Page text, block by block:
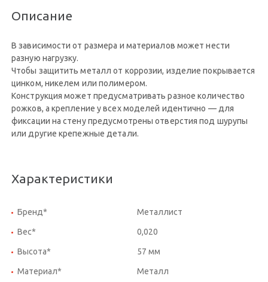
Описание
В зависимости от размера и материалов может нести
разную нагрузку.
Чтобы защитить металл от коррозии, изделие покрывается
цинком, никелем или полимером.
Конструкция может предусматривать разное количество
рожков, а крепление у всех моделей идентично — для
фиксации на стену предусмотрены отверстия под шурупы
или другие крепежные детали.
Характеристики
Бренд* Металлист
Вес* 0,020
Высота* 57 мм
Материал* Металл